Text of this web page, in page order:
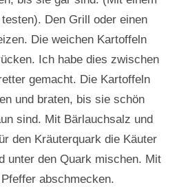
Den Grill oder einen
Die weichen Kartoffeln
Ich habe dies zwischen
gemacht. Die Kartoffeln
und braten, bis sie schön
sind. Mit Bärlauchsalz und
den Kräuterquark die Käuter
unter den Quark mischen. Mit
abschmecken.